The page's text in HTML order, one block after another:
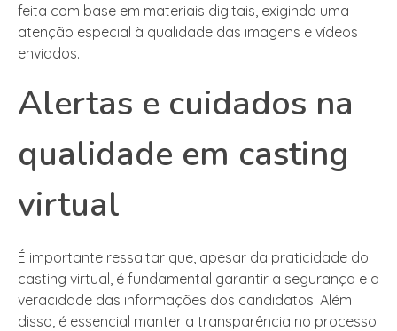
feita com base em materiais digitais, exigindo uma
atenção especial à qualidade das imagens e vídeos
enviados.
Alertas e cuidados na
qualidade em casting
virtual
É importante ressaltar que, apesar da praticidade do
casting virtual, é fundamental garantir a segurança e a
veracidade das informações dos candidatos. Além
disso, é essencial manter a transparência no processo